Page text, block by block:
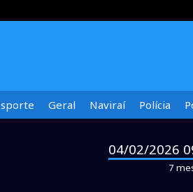
Geral Naviraí Polícia
04/02/2026
7